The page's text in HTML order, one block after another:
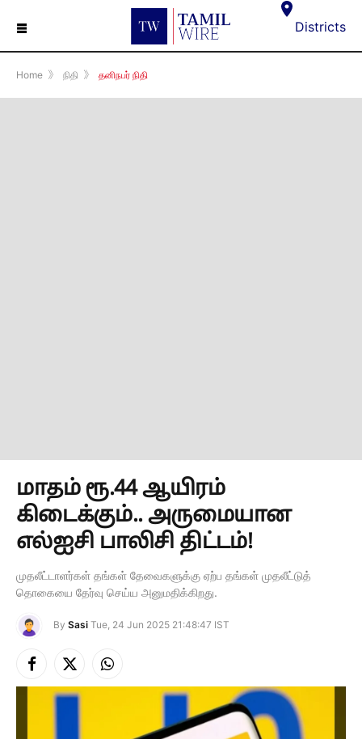
☰ Districts
Home 》 நிதி 》 தனிநபர் நிதி
மாதம் ரூ.44 ஆயிரம்
கிடைக்கும்.. அருமையான
எல்ஐசி பாலிசி திட்டம்!
முதலீட்டாளர்கள் தங்கள் தேவைகளுக்கு ஏற்ப தங்கள் முதலீட்டுத்
தொகையை தேர்வு செய்ய அனுமதிக்கிறது.
By Sasi Tue, 24 Jun 2025 21:48:47 IST
Facebook
X
(Twitter)
Instagram